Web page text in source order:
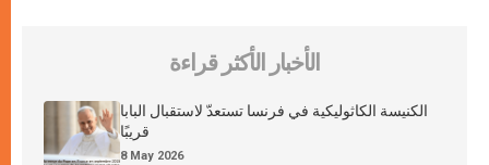
الأخبار الأكثر قراءة
الكنيسة الكاثوليكية في فرنسا تستعدّ لاستقبال البابا
قريبًا
8 May 2026